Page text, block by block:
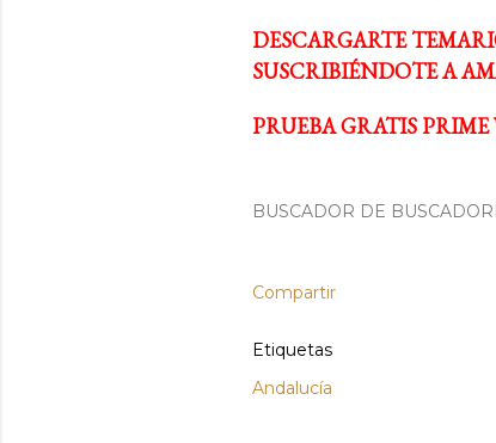
DESCARGARTE
SUSCRIBIÉNDOTE A
PRUEBA GRATIS
BUSCADOR DE
Compartir
Etiquetas
Andalucía